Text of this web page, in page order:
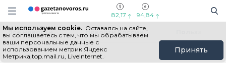
Информационный портал "ГазетаНоворос.ру"
Навигация сайта
82,17 94,84
Мы используем cookie. Оставаясь на сайте,
вы соглашаетесь с тем, что мы обрабатываем
ваши персональные данные с
использованием метрик Яндекс
Метрика,top.mail.ru, LiveInternet.
Принять
Все новости Новости России
Главная
Лента новостей